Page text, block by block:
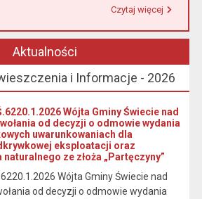
Czytaj więcej
Aktualności
i Informacje - 2026
Wójta Gminy Świecie nad
od decyzji o odmowie wydania
uwarunkowaniach dla
eksploatacji oraz
ze złoża „Partęczyny”
Wójta Gminy Świecie nad
od decyzji o odmowie wydania